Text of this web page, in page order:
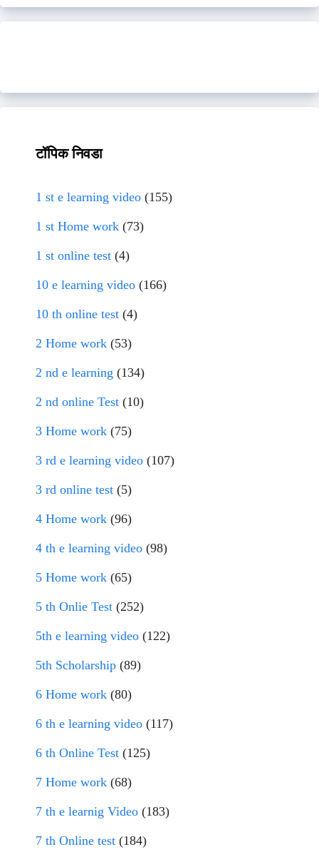
टॉपिक निवडा
1 st e learning video (155)
1 st Home work (73)
1 st online test (4)
10 e learning video (166)
10 th online test (4)
2 Home work (53)
2 nd e learning (134)
2 nd online Test (10)
3 Home work (75)
3 rd e learning video (107)
3 rd online test (5)
4 Home work (96)
4 th e learning video (98)
5 Home work (65)
5 th Onlie Test (252)
5th e learning video (122)
5th Scholarship (89)
6 Home work (80)
6 th e learning video (117)
6 th Online Test (125)
7 Home work (68)
7 th e learnig Video (183)
7 th Online test (184)